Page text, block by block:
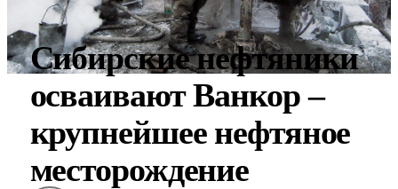
Сибирские нефтяники
осваивают Ванкор –
крупнейшее нефтяное
месторождение